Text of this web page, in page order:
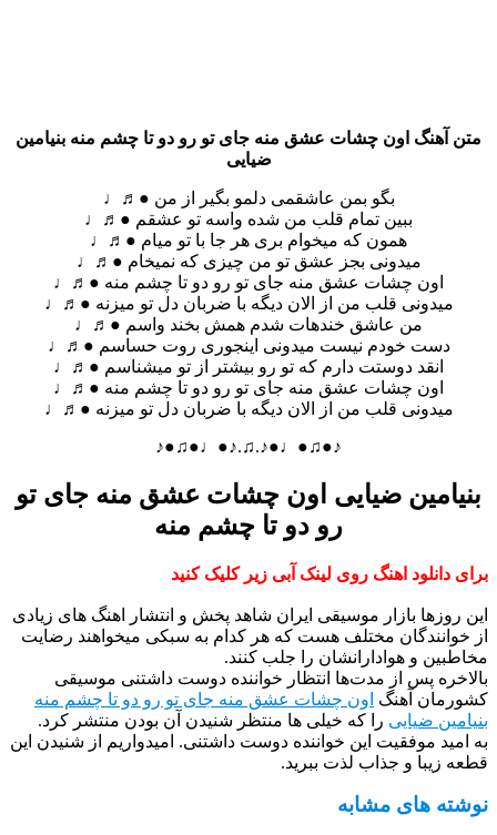
متن آهنگ اون چشات عشق منه جای تو رو دو تا چشم منه بنیامین
ضیایی
بگو بمن عاشقمی دلمو بگیر از من ●♬♩
ببین تمام قلب من شده واسه تو عشقم ●♬♩
همون که میخوام بری هر جا با تو میام ●♬♩
میدونی بجز عشق تو من چیزی که نمیخام ●♬♩
اون چشات عشق منه جای تو رو دو تا چشم منه ●♬♩
میدونی قلب من از الان دیگه با ضربان دل تو میزنه ●♬♩
من عاشق خندهات شدم همش بخند واسم ●♬♩
دست خودم نیست میدونی اینجوری روت حساسم ●♬♩
انقد دوستت دارم که تو رو بیشتر از تو میشناسم ●♬♩
اون چشات عشق منه جای تو رو دو تا چشم منه ●♬♩
میدونی قلب من از الان دیگه با ضربان دل تو میزنه ●♬♩
♪●♫●♩●♪.♫.♪●♩●♫●♪
بنیامین ضیایی اون چشات عشق منه جای تو
رو دو تا چشم منه
برای دانلود اهنگ روی لینک آبی زیر کلیک کنید
این روزها بازار موسیقی ایران شاهد پخش و انتشار اهنگ های زیادی
از خوانندگان مختلف هست که هر کدام به سبکی میخواهند رضایت
مخاطبین و هوادارانشان را جلب کنند.
بالاخره پس از مدت‌ها انتظار خواننده دوست داشتنی موسیقی
کشورمان آهنگ اون چشات عشق منه جای تو رو دو تا چشم منه
بنیامین ضیایی را که خیلی ها منتظر شنیدن آن بودن منتشر کرد.
به امید موفقیت این خواننده دوست داشتنی. امیدواریم از شنیدن این
قطعه زیبا و جذاب لذت ببرید.
نوشته های مشابه